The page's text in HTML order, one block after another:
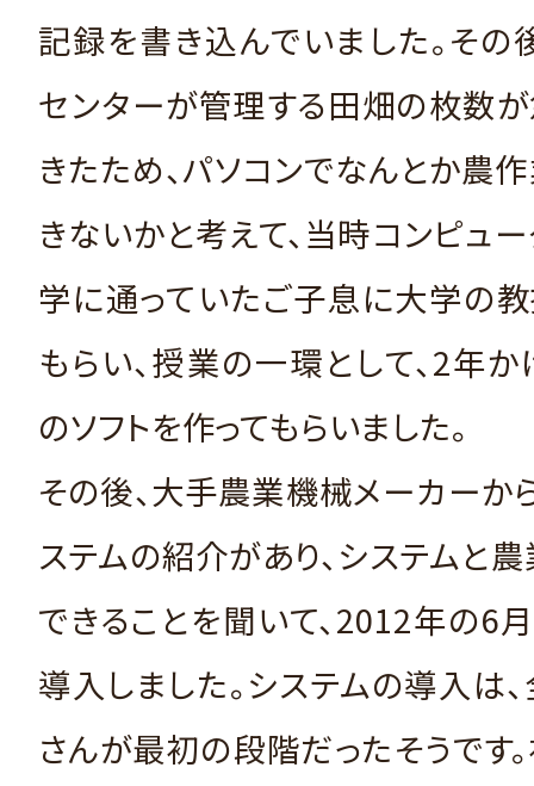
記録を書き込んでいました。その
センターが管理する田畑の枚数
きたため、パソコンでなんとか農
きないかと考えて、当時コンピュ
学に通っていたご子息に大学の
もらい、授業の一環として、2年
のソフトを作ってもらいました。
その後、大手農業機械メーカーか
ステムの紹介があり、システムと
できることを聞いて、2012年の6
導入しました。システムの導入は
さんが最初の段階だったそうです